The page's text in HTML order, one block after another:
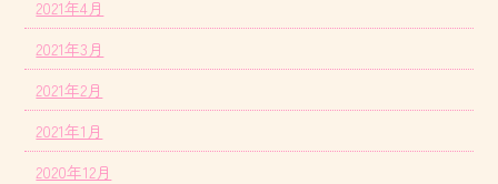
2021年4月
2021年3月
2021年2月
2021年1月
2020年12月